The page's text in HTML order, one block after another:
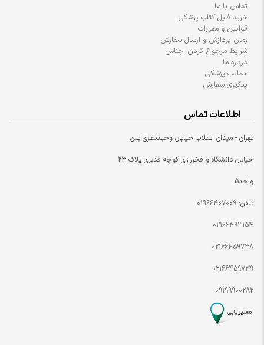
تماس با ما
خرید فایل کتاب پزشکی
قوانین و مقررات
زمان پردازش و ارسال سفارش
شرایط مرجوع کردن اجناس
درباره ما
مطالب پزشکی
پیگیری سفارش
اطلاعات تماس
تهران - میدان انقلاب خیابان وحیدنظری بین
خیابان دانشگاه و فخررازی کوچه قدیری پلاک 23
واحد5
تلفن: 02166407009
02166493154
02166459738
02166459739
09199900282